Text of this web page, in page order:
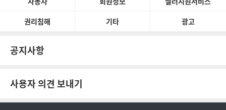
권리침해 기타 광고
공지사항
사용자 의견 보내기